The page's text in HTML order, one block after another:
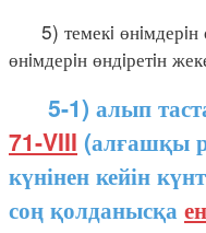
5) темекi өнiмдерiн
өнiмдерiн өндiретiн
5-1) алып
71-VIII (алғашқы
күнінен кейін
соң қолданысқа